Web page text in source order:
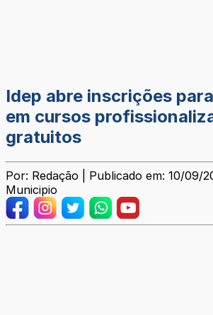
Idep abre inscrições
em cursos
gratuitos
Por: Redação | Publicado em: 10/09/
Municipio